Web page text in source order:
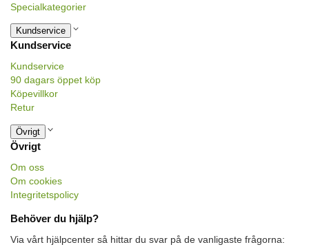
Specialkategorier
Kundservice
Kundservice
Kundservice
90 dagars öppet köp
Köpevillkor
Retur
Övrigt
Övrigt
Om oss
Om cookies
Integritetspolicy
Behöver du hjälp?
Via vårt hjälpcenter så hittar du svar på de vanligaste frågorna: